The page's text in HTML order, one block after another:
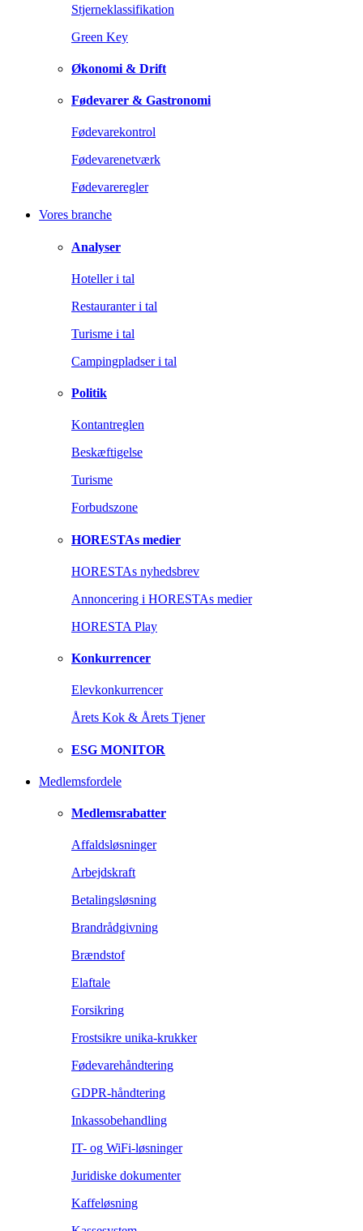
Stjerneklassifikation
Green Key
Økonomi & Drift
Fødevarer & Gastronomi
Fødevarekontrol
Fødevarenetværk
Fødevareregler
Vores branche
Analyser
Hoteller i tal
Restauranter i tal
Turisme i tal
Campingpladser i tal
Politik
Kontantreglen
Beskæftigelse
Turisme
Forbudszone
HORESTAs medier
HORESTAs nyhedsbrev
Annoncering i HORESTAs medier
HORESTA Play
Konkurrencer
Elevkonkurrencer
Årets Kok & Årets Tjener
ESG MONITOR
Medlemsfordele
Medlemsrabatter
Affaldsløsninger
Arbejdskraft
Betalingsløsning
Brandrådgivning
Brændstof
Elaftale
Forsikring
Frostsikre unika-krukker
Fødevarehåndtering
GDPR-håndtering
Inkassobehandling
IT- og WiFi-løsninger
Juridiske dokumenter
Kaffeløsning